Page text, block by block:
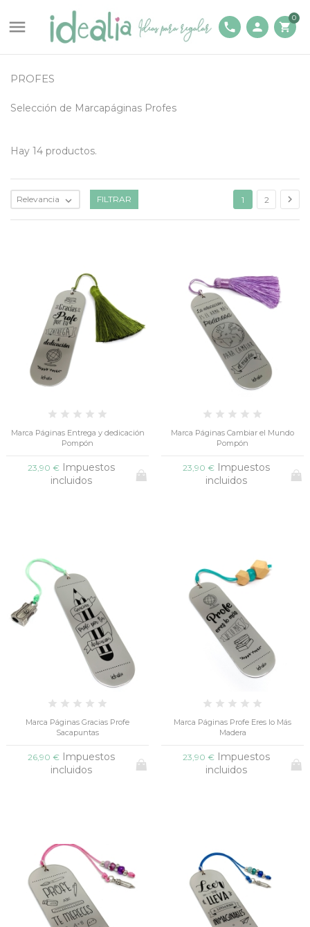
 phone person shopping_cart
0
PROFES
Selección de Marcapáginas Profes
Hay 14 productos.
Relevancia  FILTRAR 1 2 
Marca Páginas Entrega y dedicación
Pompón
23,90 € Impuestos
incluidos
Marca Páginas Cambiar el Mundo
Pompón
23,90 € Impuestos
incluidos
Marca Páginas Gracias Profe
Sacapuntas
26,90 € Impuestos
incluidos
Marca Páginas Profe Eres lo Más
Madera
23,90 € Impuestos
incluidos